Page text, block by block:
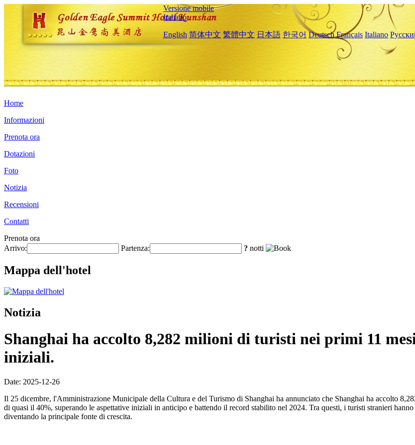
Versione mobile
Italiano
English 简体中文 繁體中文 日本語 한국어 Deutsch Français Italiano
Home
Informazioni
Prenota ora
Dotazioni
Foto
Notizia
Recensioni
Contatti
Prenota ora
Arrivo:
Partenza: ? notti
Mappa dell'hotel
Notizia
Shanghai ha accolto 8,282 milioni di turisti nei primi 11
iniziali.
Date: 2025-12-26
Il 25 dicembre, l'Amministrazione Municipale della Cultura e del Turismo di Shanghai ha annunciato che Shanghai ha accolto
di quasi il 40%, superando le aspettative iniziali in anticipo e battendo il record stabilito nel 2024. Tra questi, i turisti stranieri
diventando la principale fonte di crescita.